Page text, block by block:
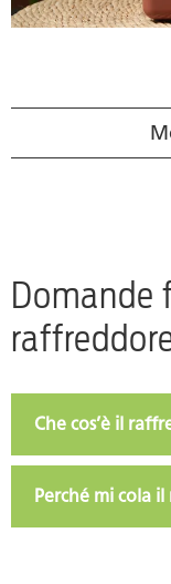
Domande
Cosa aiuta a
Consigli per il
Alleviare i
I sintomi del
Domande
Che cos’è il
Perché mi cola il